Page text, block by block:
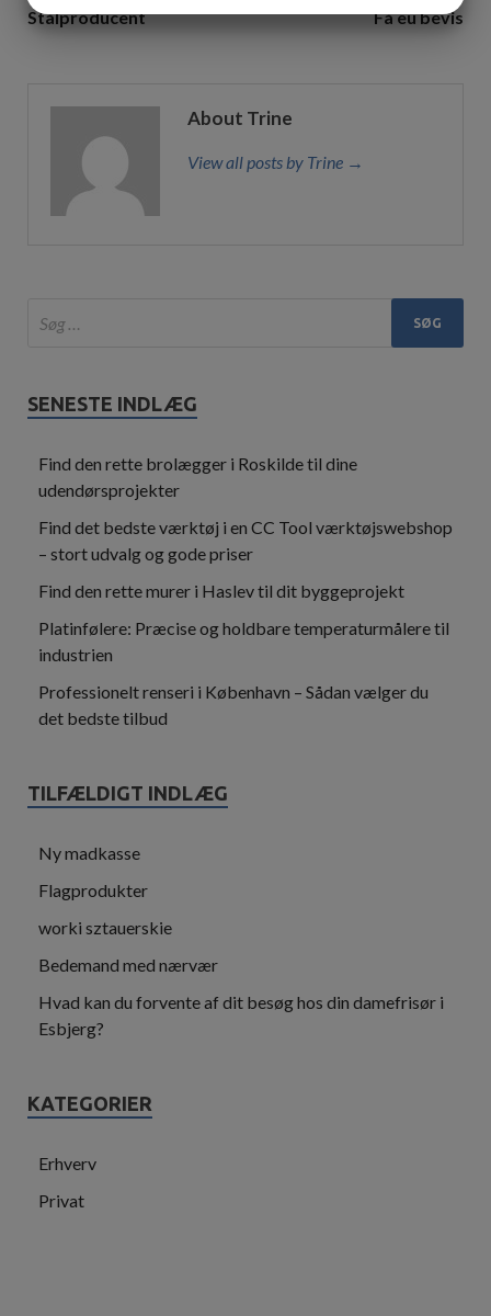
Stålproducent Få eu bevis
About Trine
View all posts by Trine →
SENESTE INDLÆG
Find den rette brolægger i Roskilde til dine
udendørsprojekter
Find det bedste værktøj i en CC Tool værktøjswebshop
– stort udvalg og gode priser
Find den rette murer i Haslev til dit byggeprojekt
Platinfølere: Præcise og holdbare temperaturmålere til
industrien
Professionelt renseri i København – Sådan vælger du
det bedste tilbud
TILFÆLDIGT INDLÆG
Ny madkasse
Flagprodukter
worki sztauerskie
Bedemand med nærvær
Hvad kan du forvente af dit besøg hos din damefrisør i
Esbjerg?
KATEGORIER
Erhverv
Privat